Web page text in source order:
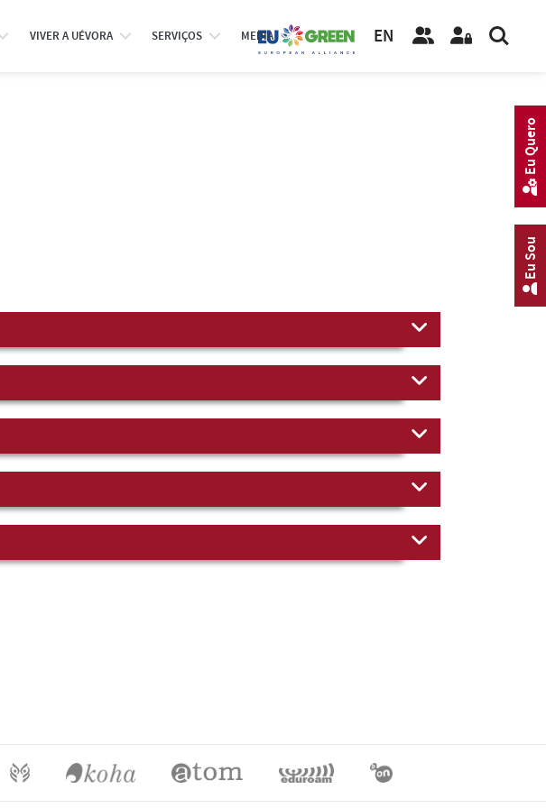
VIVER A UÉVORA SERVIÇOS MEDIA EN
Eu Sou
Eu Quero